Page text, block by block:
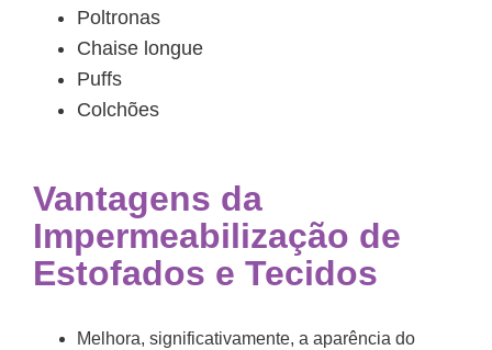
Poltronas
Chaise longue
Puffs
Colchões
Vantagens da
Impermeabilização de
Estofados e Tecidos
Melhora, significativamente, a aparência do